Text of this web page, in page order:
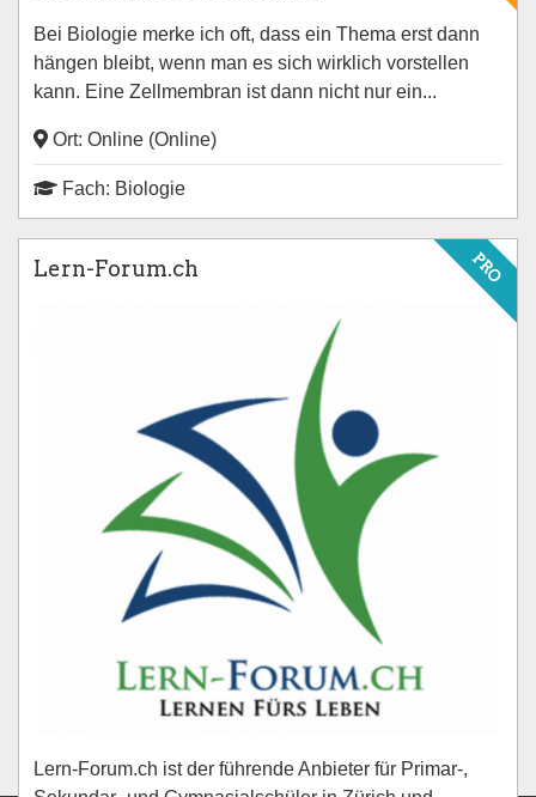
Bei Biologie merke ich oft, dass ein Thema erst dann
hängen bleibt, wenn man es sich wirklich vorstellen
kann. Eine Zellmembran ist dann nicht nur ein...
Ort: Online (Online)
Fach: Biologie
PRO
Lern-Forum.ch
Lern-Forum.ch ist der führende Anbieter für Primar-,